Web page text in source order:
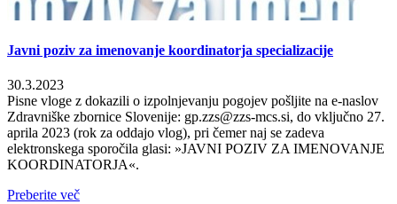
Javni poziv za imenovanje koordinatorja specializacije
30.3.2023
Pisne vloge z dokazili o izpolnjevanju pogojev pošljite na e-naslov
Zdravniške zbornice Slovenije: gp.zzs@zzs-mcs.si, do vključno 27.
aprila 2023 (rok za oddajo vlog), pri čemer naj se zadeva
elektronskega sporočila glasi: »JAVNI POZIV ZA IMENOVANJE
KOORDINATORJA«.
Preberite več